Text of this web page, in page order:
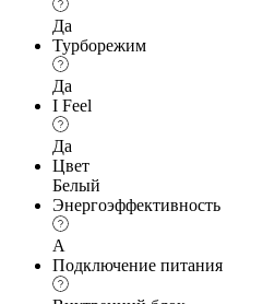
Да
Турборежим
Да
I Feel
Да
Цвет
Белый
Энергоэффективность
A
Подключение питания